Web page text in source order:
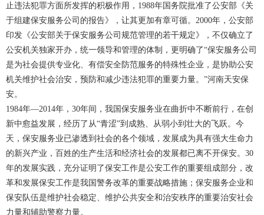
止违法犯罪方面所发挥的积极作用，1988年国务院批准了公安部《关
于组建保安服务公司的报告》，让其更加有章可循。2000年，公安部
印发《公安部关于保安服务公司规范管理的若干规定》，不仅确立了
公安机关独家开办，统一领导和管理的体制，更明确了“保安服务公司
是为社会提供专业化、有偿安全防范服务的特殊性企业，是协助公安
机关维护社会治安，预防和减少违法犯罪的重要力量。”河南天安保
安。
1984年—2014年，30年间，我国保安服务业在曲折中不断前行，在创
新中愈益发展，经历了从“青涩”到成熟、从弱小到壮大的飞跃。今
天，保安服务业已渗透到社会的各个领域，发展成为具有强大生命力
的新兴产业，百姓的生产生活和经济社会的发展都已离不开保安。30
年的发展实践，充分证明了保安工作是公安工作的重要组成部分，改
革和发展保安工作是我国警务改革的重要战略措施；保安服务企业和
保安队伍是维护社会稳定、维护公共安全和治安秩序的重要治安社会
力量和辅助警察力量。